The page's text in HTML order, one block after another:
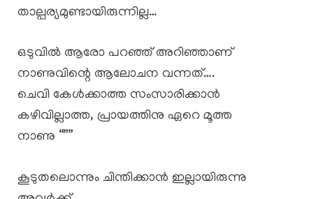
താല്പര്യമുണ്ടായിരുന്നില്ല…
ഒടുവിൽ ആരോ പറഞ്ഞ് അറിഞ്ഞാണ്
നാണുവിന്റെ ആലോചന വന്നത്….
ചെവി കേൾക്കാത്ത സംസാരിക്കാൻ
കഴിവില്ലാത്ത, പ്രായത്തിനു ഏറെ മൂത്ത
നാണു “””
കൂടുതലൊന്നും ചിന്തിക്കാൻ ഇല്ലായിരുന്നു